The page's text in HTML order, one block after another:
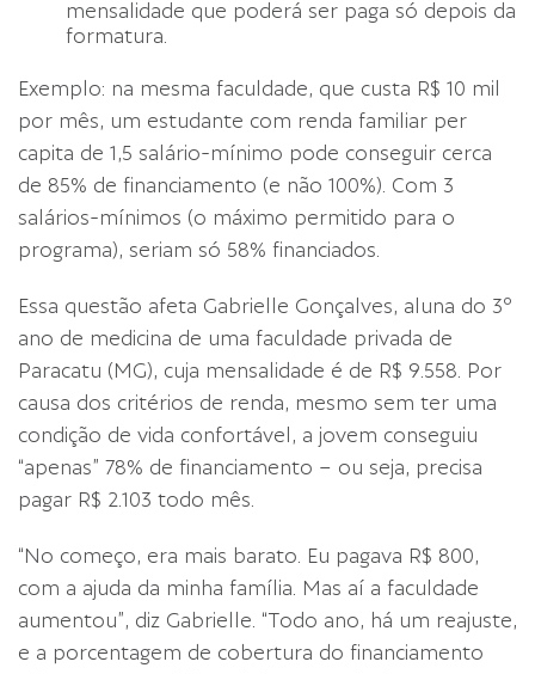
mensalidade que poderá ser paga só depois da
formatura.
Exemplo: na mesma faculdade, que custa R$ 10 mil
por mês, um estudante com renda familiar per
capita de 1,5 salário-mínimo pode conseguir cerca
de 85% de financiamento (e não 100%). Com 3
salários-mínimos (o máximo permitido para o
programa), seriam só 58% financiados.
Essa questão afeta Gabrielle Gonçalves, aluna do 3º
ano de medicina de uma faculdade privada de
Paracatu (MG), cuja mensalidade é de R$ 9.558. Por
causa dos critérios de renda, mesmo sem ter uma
condição de vida confortável, a jovem conseguiu
“apenas” 78% de financiamento – ou seja, precisa
pagar R$ 2.103 todo mês.
“No começo, era mais barato. Eu pagava R$ 800,
com a ajuda da minha família. Mas aí a faculdade
aumentou”, diz Gabrielle. “Todo ano, há um reajuste,
e a porcentagem de cobertura do financiamento